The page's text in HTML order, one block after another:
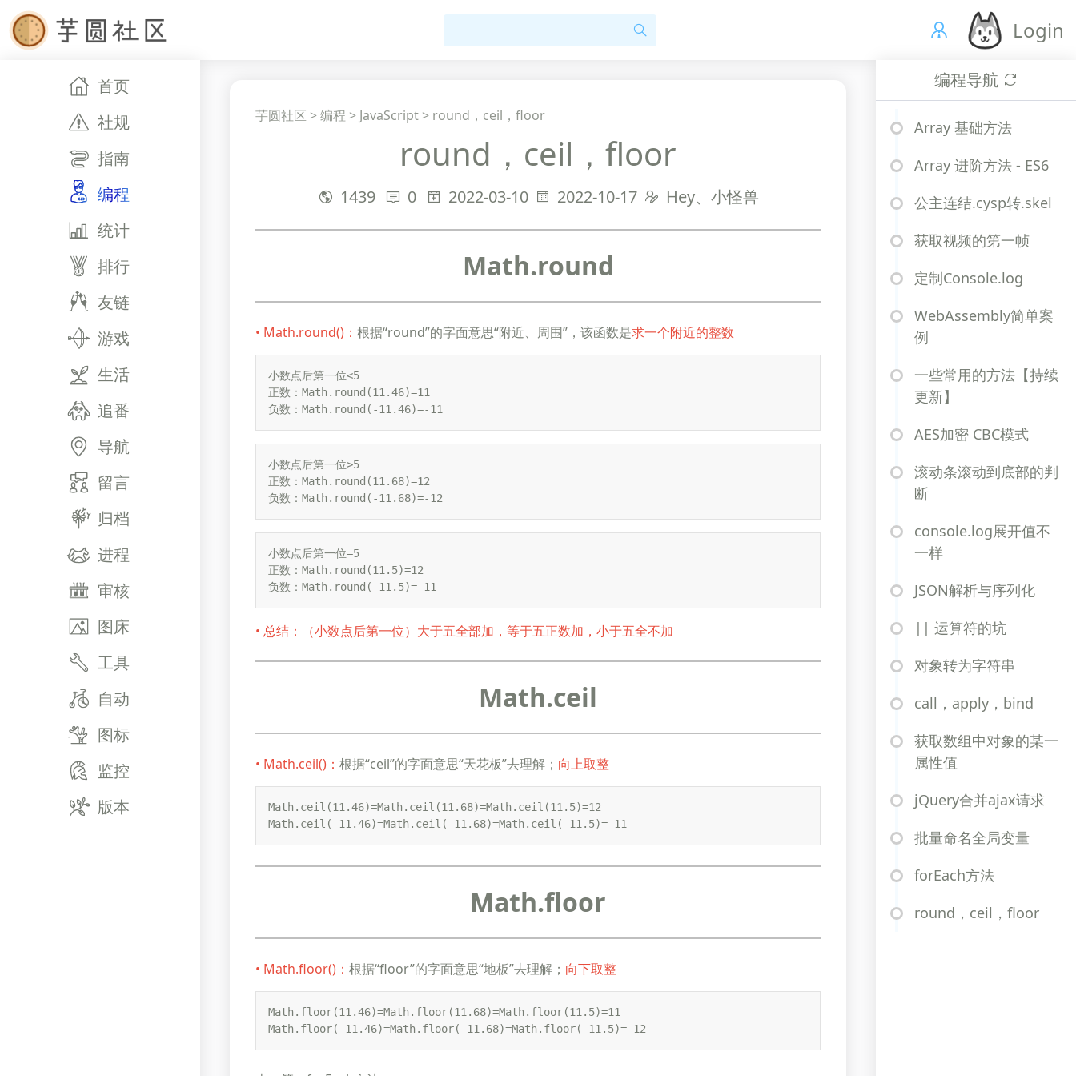
Login
首页
社规
指南
编程
统计
排行
友链
游戏
生活
追番
导航
留言
归档
进程
审核
图床
工具
自动
图标
监控
版本
芋圆社区 >编程 > JavaScript > round，ceil，floor
round，ceil，floor
1439 0 2022-03-10 2022-10-17 Hey、小怪兽
Math.round
• Math.round()： 根据“round”的字面意思“附近、周围”，该函数是求一个附近的整数
小数点后第一位<5
正数：Math.round(11.46)=11
负数：Math.round(-11.46)=-11
小数点后第一位>5
正数：Math.round(11.68)=12
负数：Math.round(-11.68)=-12
小数点后第一位=5
正数：Math.round(11.5)=12
负数：Math.round(-11.5)=-11
• 总结：（小数点后第一位）大于五全部加，等于五正数加，小于五全不加
Math.ceil
• Math.ceil()： 根据“ceil”的字面意思“天花板”去理解； 向上取整
Math.ceil(11.46)=Math.ceil(11.68)=Math.ceil(11.5)=12
Math.ceil(-11.46)=Math.ceil(-11.68)=Math.ceil(-11.5)=-11
Math.floor
•​​​​​​​ Math.floor()： 根据“floor”的字面意思“地板”去理解； 向下取整
Math.floor(11.46)=Math.floor(11.68)=Math.floor(11.5)=11
Math.floor(-11.46)=Math.floor(-11.68)=Math.floor(-11.5)=-12
编程导航
Array 基础方法
Array 进阶方法 - ES6
公主连结.cysp转.skel
获取视频的第一帧
定制Console.log
WebAssembly简单案
例
一些常用的方法【持续
更新】
AES加密 CBC模式
滚动条滚动到底部的判
断
console.log展开值不
一样
JSON解析与序列化
|| 运算符的坑
对象转为字符串
call，apply，bind
获取数组中对象的某一
属性值
jQuery合并ajax请求
批量命名全局变量
forEach方法
round，ceil，floor